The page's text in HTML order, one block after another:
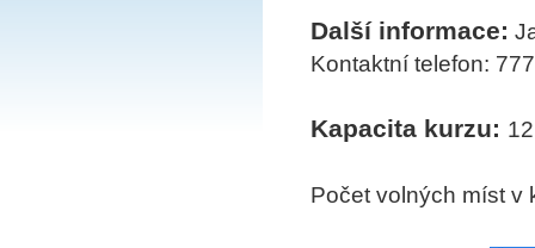
Další informace:
Kontaktní telefon:
Kapacita kurzu:
Počet volných míst v